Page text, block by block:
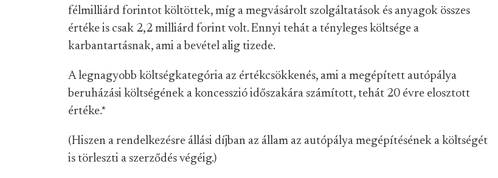
félmilliárd forintot költöttek, míg a megvásárolt szolgáltatások és anyagok összes
értéke is csak 2,2 milliárd forint volt. Ennyi tehát a tényleges költsége a
karbantartásnak, ami a bevétel alig tizede.
A legnagyobb költségkategória az értékcsökkenés, ami a megépített autópálya
beruházási költségének a koncesszió időszakára számított, tehát 20 évre elosztott
értéke.*
(Hiszen a rendelkezésre állási díjban az állam az autópálya megépítésének a költségét
is törleszti a szerződés végéig.)